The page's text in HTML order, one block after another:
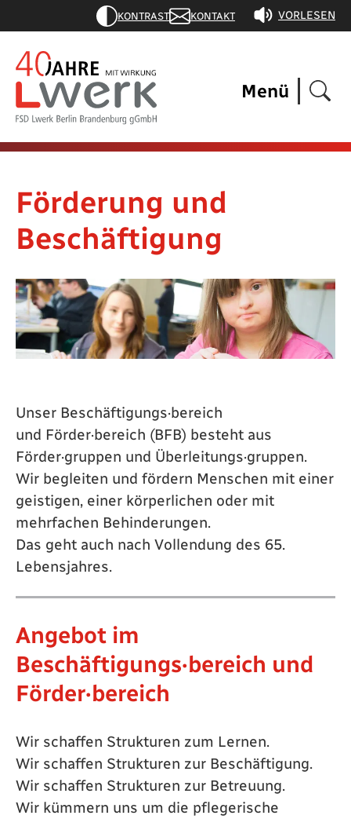
VORLESEN
KONTRAST KONTAKT
Menü
Förderung und
Beschäftigung
Unser Beschäftigungs·bereich
und Förder·bereich (BFB) besteht aus
Förder·gruppen und Überleitungs·gruppen.
Wir begleiten und fördern Menschen mit einer
geistigen, einer körperlichen oder mit
mehrfachen Behinderungen.
Das geht auch nach Vollendung des 65.
Lebensjahres.
Angebot im
Beschäftigungs·bereich und
Förder·bereich
Wir schaffen Strukturen zum Lernen.
Wir schaffen Strukturen zur Beschäftigung.
Wir schaffen Strukturen zur Betreuung.
Wir kümmern uns um die pflegerische